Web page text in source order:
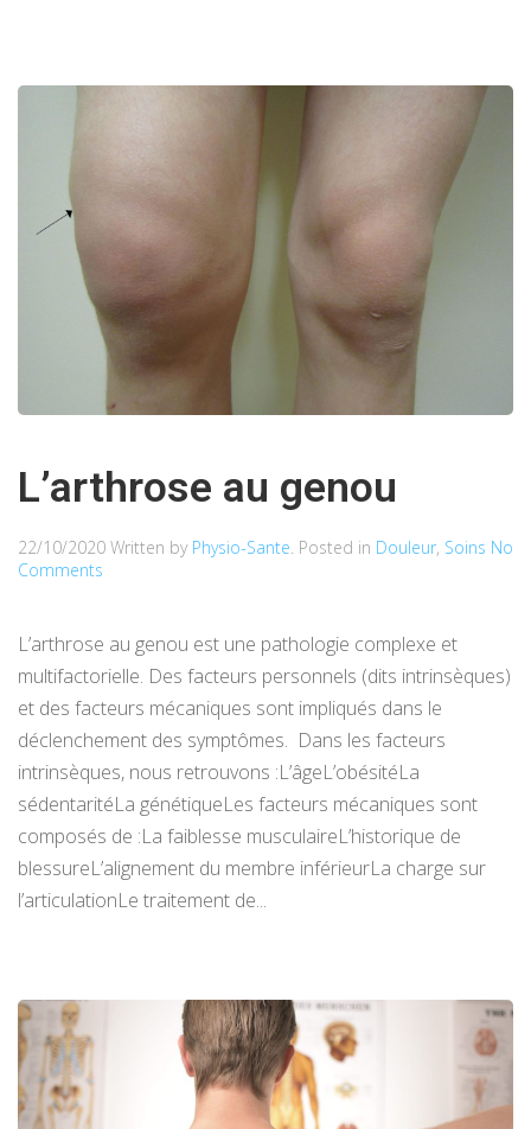
L’arthrose au genou
22/10/2020 Written by Physio-Sante. Posted in Douleur, Soins No
Comments
L’arthrose au genou est une pathologie complexe et
multifactorielle. Des facteurs personnels (dits intrinsèques)
et des facteurs mécaniques sont impliqués dans le
déclenchement des symptômes. Dans les facteurs
intrinsèques, nous retrouvons :L’âgeL’obésitéLa
sédentaritéLa génétiqueLes facteurs mécaniques sont
composés de :La faiblesse musculaireL’historique de
blessureL’alignement du membre inférieurLa charge sur
l’articulationLe traitement de...